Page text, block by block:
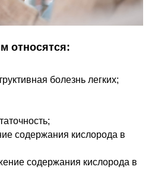
относятся:
болезнь легких;
содержания кислорода в
содержания кислорода в